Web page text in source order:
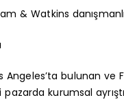
& Watkins
bulunan ve
kurumsal